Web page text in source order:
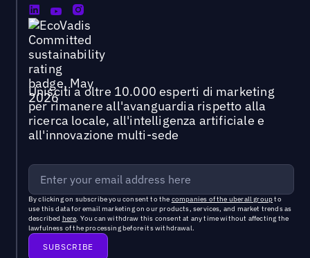
Unisciti a oltre 10.000 esperti di marketing
per rimanere all'avanguardia rispetto alla
ricerca locale, all'intelligenza artificiale e
all'innovazione multi-sede
By clicking on subscribe you consent to the companies of the uberall groupto
use this data for email marketing on our products, services, and market trends as
described here. You can withdraw this consent at any time without affecting the
lawfulness of the processing before its withdrawal.